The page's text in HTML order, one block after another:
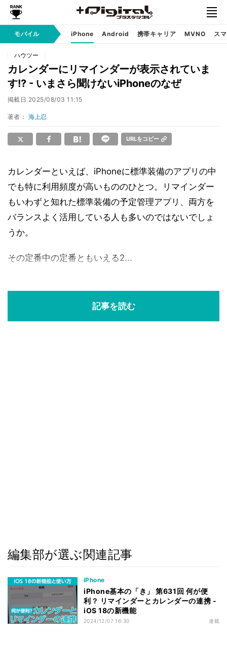
モバイル iPhone Android 携帯キャリア MVNO ス
ハウツー
カレンダーにリマインダーが表示されていま
す!? - いまさら聞けないiPhoneのなぜ
掲載日 2025/08/03 11:15
著者： 海上忍
URLをコピー
カレンダーといえば、iPhoneに標準装備のアプリの中
でも特に利用頻度が高いもののひとつ。リマインダー
もいわずと知れた標準装備の予定管理アプリ、両方を
バランスよく活用している人も多いのではないでしょ
うか。
その定番中の定番ともいえる2...
記事を読む
編集部が選ぶ関連記事
iPhone
iPhone基本の「き」 第631回 何が便
利？ リマインダーとカレンダーの連携 -
iOS 18の新機能
2024/12/07 16:30 連載